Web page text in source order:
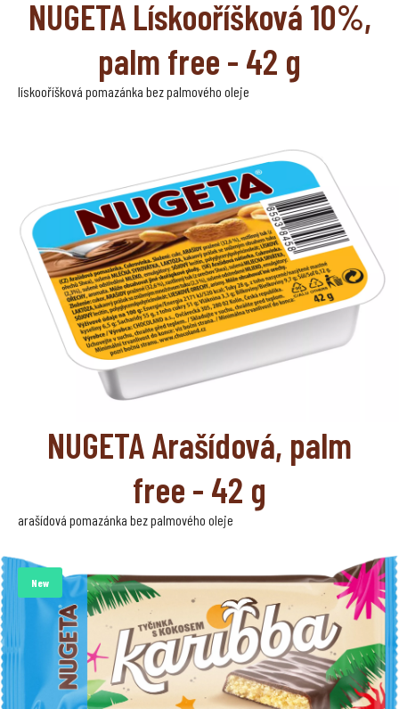
NUGETA Lískooříšková 10%,
palm free - 42 g
lískooříšková pomazánka bez palmového oleje
NUGETA Arašídová, palm
free - 42 g
arašídová pomazánka bez palmového oleje
New